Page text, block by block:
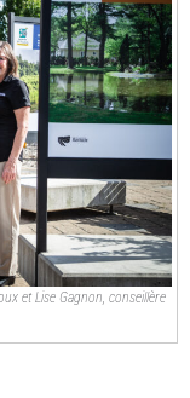
et Lise Gagnon, conseillère